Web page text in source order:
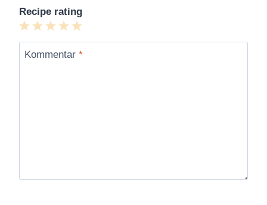
Recipe rating
5
Stars
4
Stars
3
Stars
2
Stars
1
Star
Kommentar *